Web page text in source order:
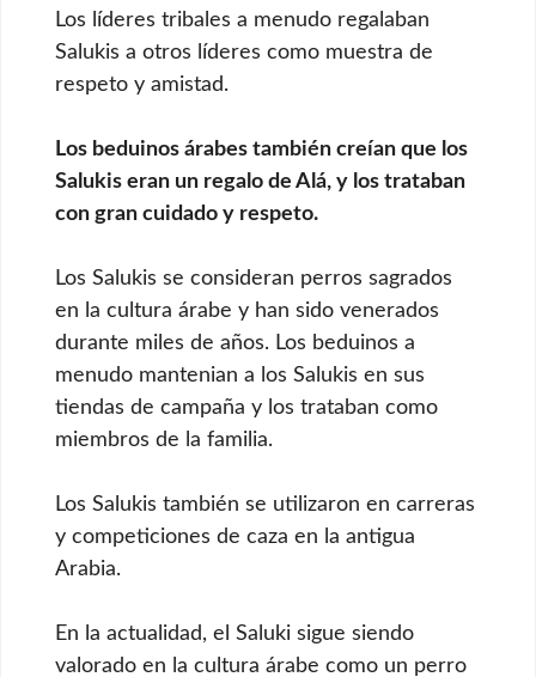
Los líderes tribales a menudo regalaban
Salukis a otros líderes como muestra de
respeto y amistad.
Los beduinos árabes también creían que los
Salukis eran un regalo de Alá, y los trataban
con gran cuidado y respeto.
Los Salukis se consideran perros sagrados
en la cultura árabe y han sido venerados
durante miles de años. Los beduinos a
menudo mantenian a los Salukis en sus
tiendas de campaña y los trataban como
miembros de la familia.
Los Salukis también se utilizaron en carreras
y competiciones de caza en la antigua
Arabia.
En la actualidad, el Saluki sigue siendo
valorado en la cultura árabe como un perro